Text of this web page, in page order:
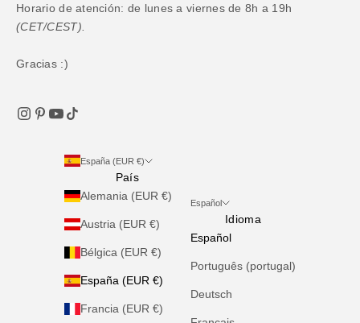
Horario de atención: de lunes a viernes de 8h a 19h
(CET/CEST).
Gracias :)
España (EUR €)
País
Alemania (EUR €)
Austria (EUR €)
Bélgica (EUR €)
España (EUR €)
Francia (EUR €)
Español
Idioma
Español
Português (portugal)
Deutsch